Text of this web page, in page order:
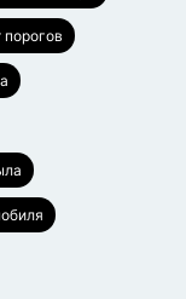
порогов